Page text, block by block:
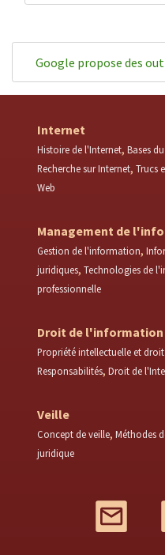
Google propose des
Internet
Histoire de l'Internet Bases
Recherche sur Internet Trucs
Web
Management de l'info
Gestion de l'information
juridiques Technologies de
professionnelle
Droit de l'information
Propriété intellectuelle et
Responsabilités Droit de
Veille
Concept de veille Méthodes
juridique